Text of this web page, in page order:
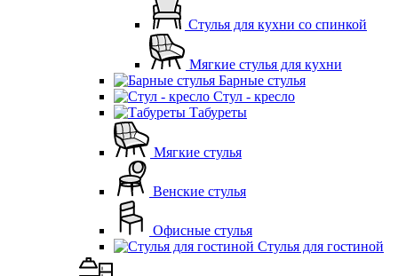
Стулья для кухни со спинкой
Мягкие стулья для кухни
Барные стулья
Стул - кресло
Табуреты
Мягкие стулья
Венские стулья
Офисные стулья
Стулья для гостиной